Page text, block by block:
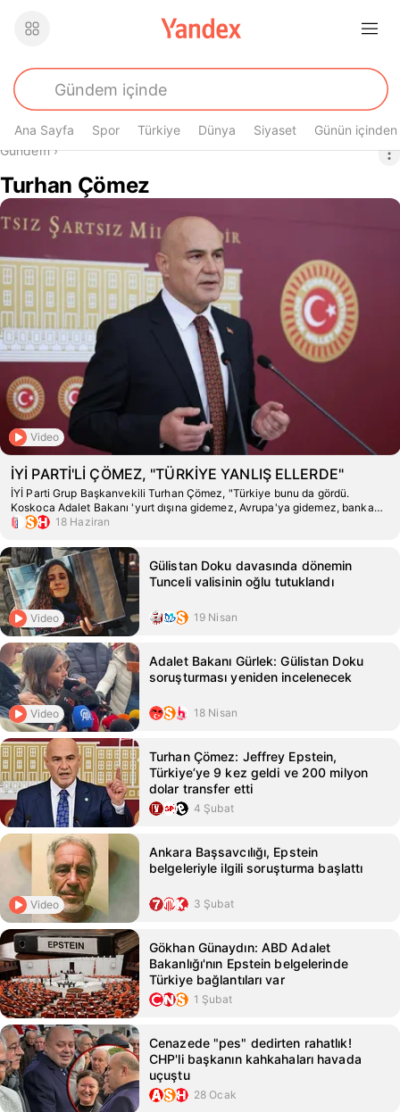
Ana Sayfa Spor Türkiye Dünya Siyaset Günün içinden
Buradasın
Gündem›
Turhan Çömez
Video
İYİ PARTİ'Lİ ÇÖMEZ, "TÜRKİYE YANLIŞ ELLERDE"
İYİ Parti Grup Başkanvekili Turhan Çömez, "Türkiye bunu da gördü.
Koskoca Adalet Bakanı 'yurt dışına gidemez, Avrupa'ya gidemez, banka
hesapları varsa da dondurulur' deniyor" diye konuştu.
18 Haziran
Video
Gülistan Doku davasında dönemin
Tunceli valisinin oğlu tutuklandı
19 Nisan
Video
Adalet Bakanı Gürlek: Gülistan Doku
soruşturması yeniden incelenecek
18 Nisan
Turhan Çömez: Jeffrey Epstein,
Türkiye’ye 9 kez geldi ve 200 milyon
dolar transfer etti
4 Şubat
Video
Ankara Başsavcılığı, Epstein
belgeleriyle ilgili soruşturma başlattı
3 Şubat
Gökhan Günaydın: ABD Adalet
Bakanlığı'nın Epstein belgelerinde
Türkiye bağlantıları var
1 Şubat
Cenazede "pes" dedirten rahatlık!
CHP'li başkanın kahkahaları havada
uçuştu
28 Ocak